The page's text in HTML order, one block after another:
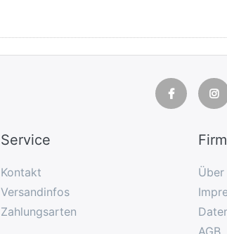
Service
Kontakt
Versandinfos
Zahlungsarten
Über